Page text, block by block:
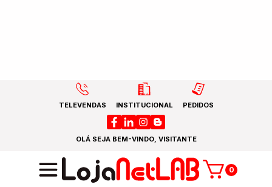
TELEVENDAS INSTITUCIONAL PEDIDOS
OLÁ SEJA BEM-VINDO, VISITANTE
0